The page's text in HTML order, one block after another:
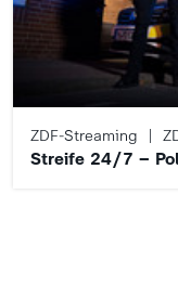
ZDF-Streaming
Streife 24/7 –